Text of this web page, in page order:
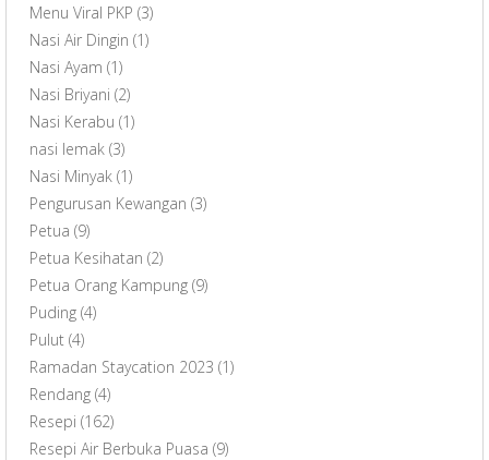
Menu Viral PKP (3)
Nasi Air Dingin (1)
Nasi Ayam (1)
Nasi Briyani (2)
Nasi Kerabu (1)
nasi lemak (3)
Nasi Minyak (1)
Pengurusan Kewangan (3)
Petua (9)
Petua Kesihatan (2)
Petua Orang Kampung (9)
Puding (4)
Pulut (4)
Ramadan Staycation 2023 (1)
Rendang (4)
Resepi (162)
Resepi Air Berbuka Puasa (9)